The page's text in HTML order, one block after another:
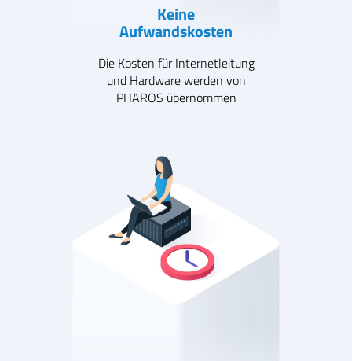
Keine
Aufwandskosten
Die Kosten für Internetleitung
und Hardware werden von
PHAROS übernommen